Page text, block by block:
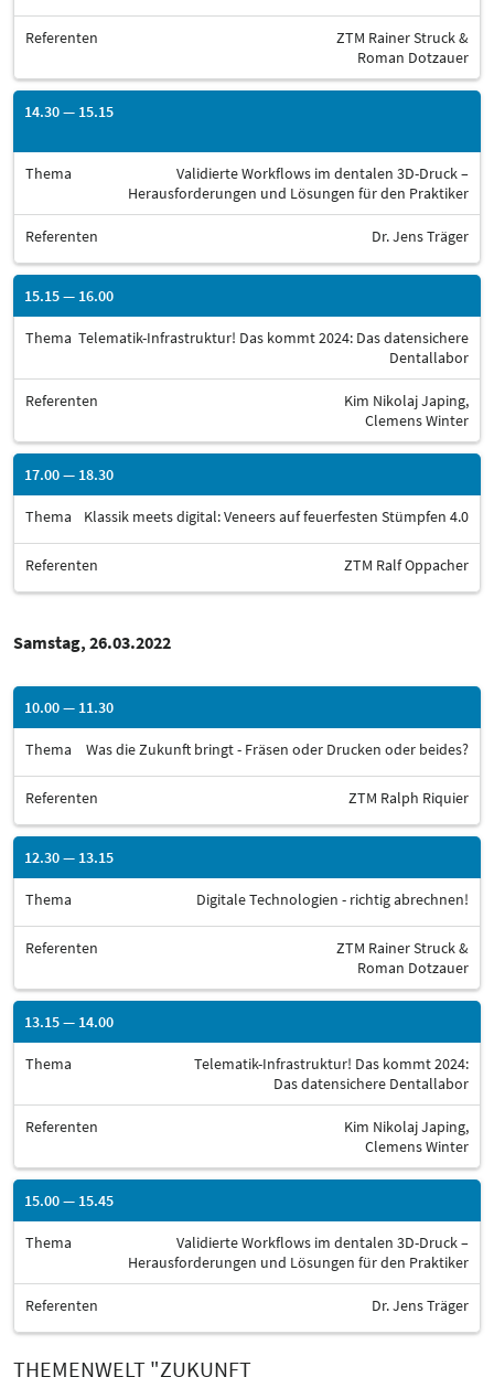
Referenten
ZTM Rainer Struck &
Roman Dotzauer
14.30 — 15.15
Thema
Validierte Workflows im dentalen 3D-Druck –
Herausforderungen und Lösungen für den Praktiker
Referenten Dr. Jens Träger
15.15 — 16.00
Thema Telematik-Infrastruktur! Das kommt 2024: Das datensichere
Dentallabor
Referenten
Kim Nikolaj Japing,
Clemens Winter
17.00 — 18.30
Thema Klassik meets digital: Veneers auf feuerfesten Stümpfen 4.0
Referenten ZTM Ralf Oppacher
Samstag, 26.03.2022
10.00 — 11.30
Thema Was die Zukunft bringt - Fräsen oder Drucken oder beides?
Referenten ZTM Ralph Riquier
12.30 — 13.15
Thema Digitale Technologien - richtig abrechnen!
Referenten
ZTM Rainer Struck &
Roman Dotzauer
13.15 — 14.00
Thema
Telematik-Infrastruktur! Das kommt 2024:
Das datensichere Dentallabor
Referenten
Kim Nikolaj Japing,
Clemens Winter
15.00 — 15.45
Thema
Validierte Workflows im dentalen 3D-Druck –
Herausforderungen und Lösungen für den Praktiker
Referenten Dr. Jens Träger
THEMENWELT "ZUKUNFT